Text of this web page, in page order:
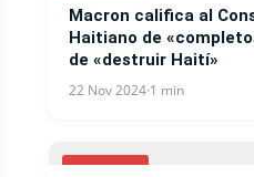
Macron califica al
Haitiano de
de «destruir Haití»
22 Nov 2024·1 min
COVID-19